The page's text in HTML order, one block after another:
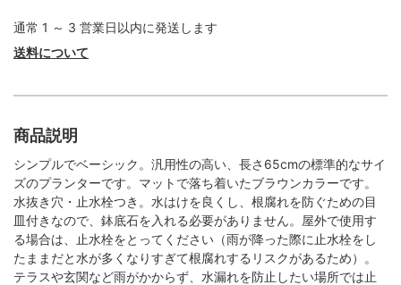
通常 1 ～ 3 営業日以内に発送します
送料について
商品説明
シンプルでベーシック。汎用性の高い、長さ65cmの標準的なサイ
ズのプランターです。マットで落ち着いたブラウンカラーです。
水抜き穴・止水栓つき。水はけを良くし、根腐れを防ぐための目
皿付きなので、鉢底石を入れる必要がありません。屋外で使用す
る場合は、止水栓をとってください（雨が降った際に止水栓をし
たままだと水が多くなりすぎて根腐れするリスクがあるため）。
テラスや玄関など雨がかからず、水漏れを防止したい場所では止